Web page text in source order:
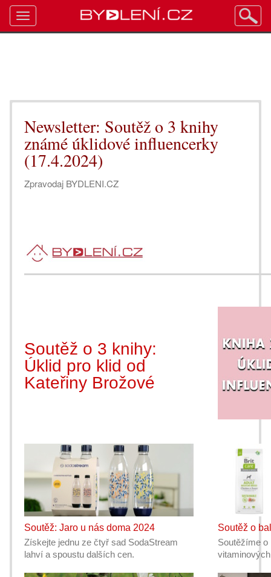
Newsletter: Soutěž o 3 knihy
známé úklidové influencerky
(17.4.2024)
Zpravodaj BYDLENI.CZ
Soutěž o 3 knihy:
Úklid pro klid od
Kateřiny Brožové
Soutěž: Jaro u nás doma 2024
Získejte jednu ze čtyř sad SodaStream
lahví a spoustu dalších cen.
Soutěž o
Soutěžíme
Toggle
navigation